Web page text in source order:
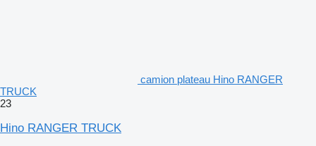
camion plateau Hino RANGER
TRUCK
23
Hino RANGER TRUCK